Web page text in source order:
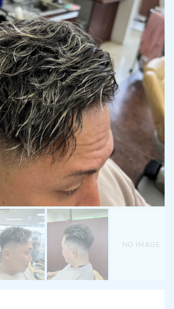
NO IMAGE
メッセージを送信する